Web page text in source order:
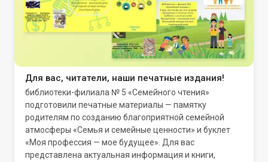
Для вас, читатели, наши печатные издания!
библиотеки-филиала № 5 «Семейного чтения»
подготовили печатные материалы — памятку
родителям по созданию благоприятной семейной
атмосферы «Семья и семейные ценности» и буклет
«Моя профессия — мое будущее». Для вас
представлена актуальная информация и книги,